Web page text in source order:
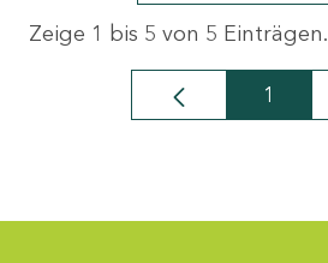
Zeige 1 bis 5 von 5 Einträgen.
Seite
1